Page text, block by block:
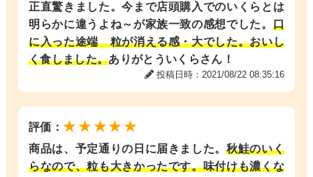
正直驚きました。今まで店頭購入でのいくらとは
明らかに違うよね～が家族一致の感想でした。 口
に入った途端 粒が消える感・大でした。おいし
く食しました。ありがとういくらさん！
投稿日時：2021/08/22 08:35:16
評価：★★★★★
商品は、予定通りの日に届きました。 秋鮭のいく
らなので、粒も大きかったです。味付けも濃くな